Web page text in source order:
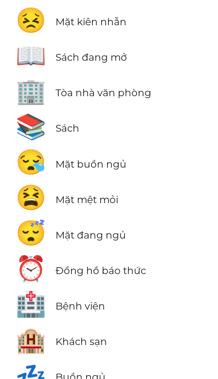
😣 Mặt kiên nhẫn
📖 Sách đang mở
🏢 Tòa nhà văn phòng
📚 Sách
😪 Mặt buồn ngủ
😫 Mặt mệt mỏi
😴 Mặt đang ngủ
⏰ Đồng hồ báo thức
🏥 Bệnh viện
🏨 Khách sạn